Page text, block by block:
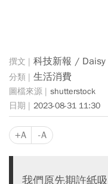
科技新報 / Daisy
生活消費
shutterstock
2023-08-31 11:30
+A -A
我們原先期許紙